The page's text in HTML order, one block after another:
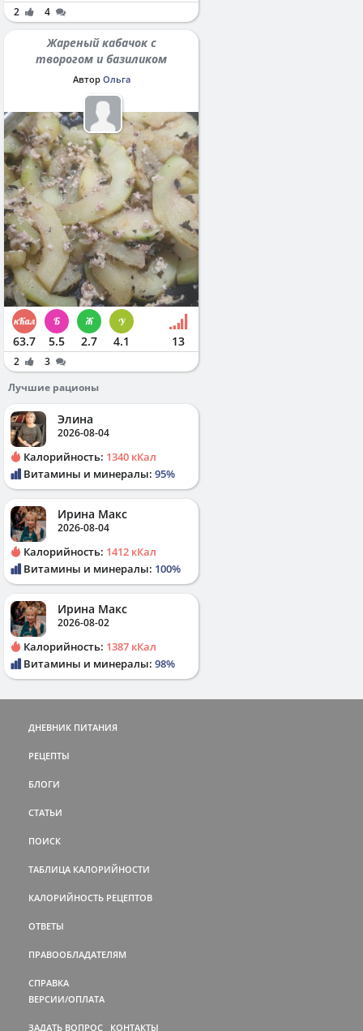
2 4
Жареный кабачок с
творогом и базиликом
Автор Ольга
63.7 5.5 2.7 4.1 13
2
3
Лучшие рационы
Элина
2026-08-04
Калорийность: 1340 кКал
Витамины и минералы: 95%
Ирина Макс
2026-08-04
Калорийность: 1412 кКал
Витамины и минералы: 100%
Ирина Макс
2026-08-02
Калорийность: 1387 кКал
Витамины и минералы: 98%
ДНЕВНИК ПИТАНИЯ
РЕЦЕПТЫ
БЛОГИ
СТАТЬИ
ПОИСК
ТАБЛИЦА КАЛОРИЙНОСТИ
КАЛОРИЙНОСТЬ РЕЦЕПТОВ
ОТВЕТЫ
ПРАВООБЛАДАТЕЛЯМ
СПРАВКА
ВЕРСИИ/ОПЛАТА
ЗАДАТЬ ВОПРОС КОНТАКТЫ